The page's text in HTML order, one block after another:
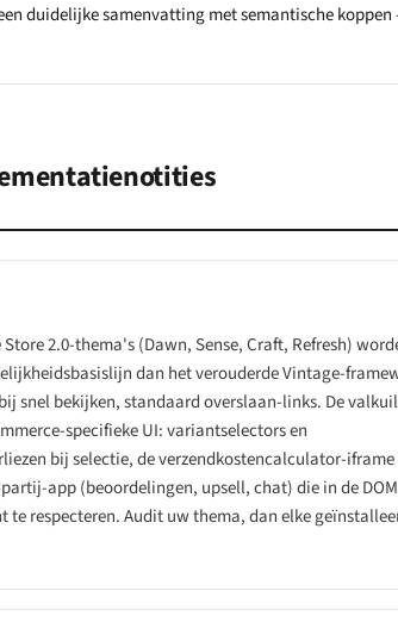
duidelijke samenvatting met semantische
2.0-thema's (Dawn, Sense, Craft, Refresh)
dan het verouderde Vintage-
snel bekijken, standaard overslaan-links. De
specifieke UI: variantselectors en
bij selectie, de verzendkostencalculator-
app (beoordelingen, upsell, chat) die in de DOM
respecteren. Audit uw thema, dan elke